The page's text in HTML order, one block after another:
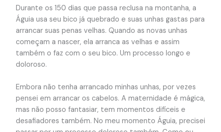
Durante os 150 dias que passa reclusa na montanha, a
Águia usa seu bico já quebrado e suas unhas gastas para
arrancar suas penas velhas. Quando as novas unhas
começam a nascer, ela arranca as velhas e assim
também o faz com o seu bico. Um processo longo e
doloroso.
Embora não tenha arrancado minhas unhas, por vezes
pensei em arrancar os cabelos. A maternidade é mágica,
mas não posso fantasiar, tem momentos difíceis e
desafiadores também. No meu momento Águia, precisei